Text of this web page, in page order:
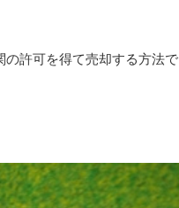
許可を得て売却する方法で